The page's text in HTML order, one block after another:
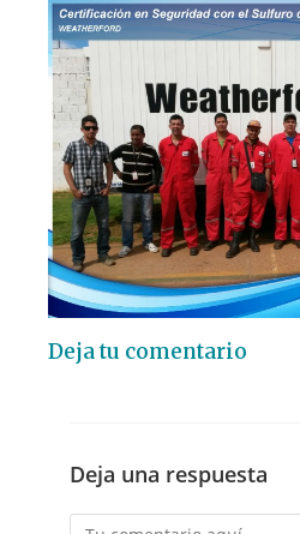
Deja tu comentario
Deja una respuesta